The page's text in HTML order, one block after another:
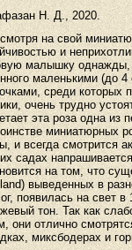
Н. Д., 2020.
на свой
и
малышку однажды,
маленькими (до
среди которых
очень трудно
эта роза одна из
миниатюрных
и всегда смотрится
садах
на том, что
) выведенных в
появилась на свет
тон. Так как
они отлично
миксбодерах и